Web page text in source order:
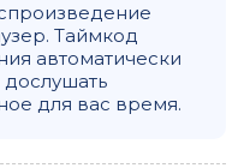
Таймкод
автоматически
для вас время.